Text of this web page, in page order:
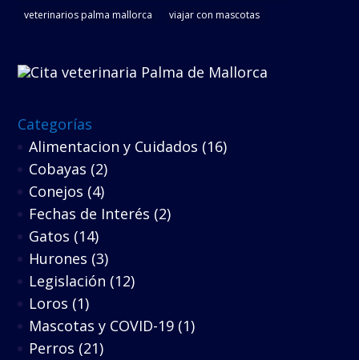
veterinarios palma mallorca
viajar con mascotas
Categorías
Alimentacion y Cuidados (16)
Cobayas (2)
Conejos (4)
Fechas de Interés (2)
Gatos (14)
Hurones (3)
Legislación (12)
Loros (1)
Mascotas y COVID-19 (1)
Perros (21)